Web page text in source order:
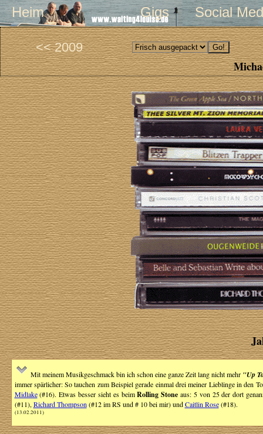
Heim Gigs Social
<< 2009
Mit meinem Musikgeschmack bin ich schon eine ganze Zeit lang nicht mehr "Up
immer spärlicher: So tauchen zum Beispiel gerade einmal drei meiner Lieblinge in den
Midlake(#16). Etwas besser sieht es beimRolling Stone aus: 5 von 25 der dort
(#11), Richard Thompson (#12 im RS und # 10 bei mir) undCaitlin Rose(#18).
(13.02.2011)